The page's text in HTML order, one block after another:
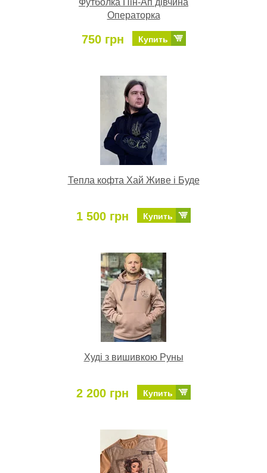
Футболка Пін-Ап дівчина
Операторка
750 грн Купить
Тепла кофта Хай Живе і Буде
1 500 грн Купить
Худі з вишивкою Руны
2 200 грн Купить